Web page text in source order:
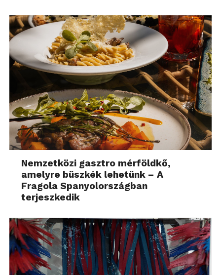
Nemzetközi gasztro mérföldkő,
amelyre büszkék lehetünk – A
Fragola Spanyolországban
terjeszkedik